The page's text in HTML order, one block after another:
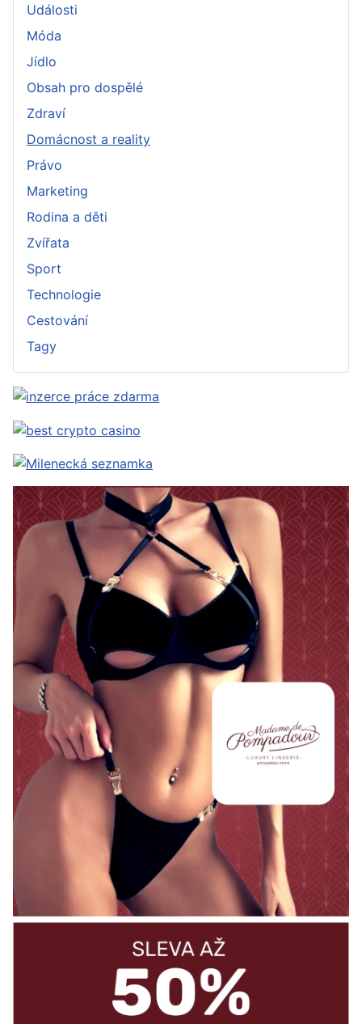
Události
Móda
Jídlo
Obsah pro dospělé
Zdraví
Domácnost a reality
Právo
Marketing
Rodina a děti
Zvířata
Sport
Technologie
Cestování
Tagy